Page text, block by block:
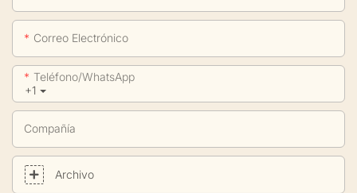
Correo Electrónico
+1
Teléfono/WhatsApp
Compañía
Archivo